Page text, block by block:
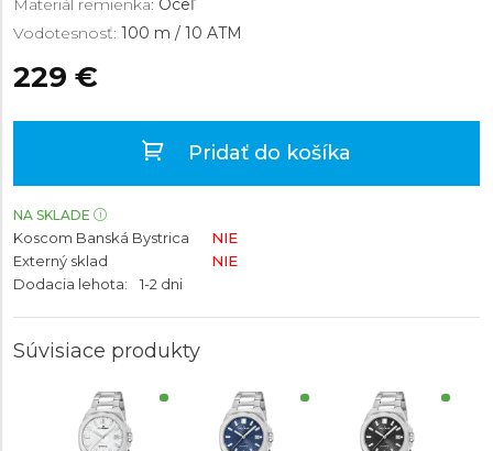
Materiál remienka: Oceľ
Vodotesnosť: 100 m / 10 ATM
229 €
Pridať do košíka
NA SKLADE
Koscom Banská Bystrica
NIE
Externý sklad
NIE
Dodacia lehota:
1-2 dni
Súvisiace produkty